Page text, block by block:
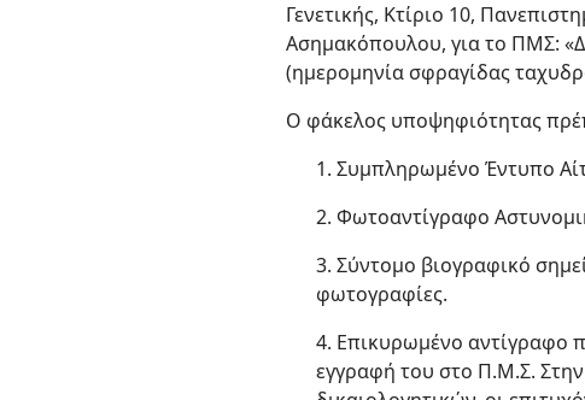
Γενετικής, Κτίριο 10,
Ασημακόπουλου, για το ΠΜΣ:
(ημερομηνία σφραγίδας
Ο φάκελος υποψηφιότητας
1. Συμπληρωμένο Έντυπο
2. Φωτοαντίγραφο
3. Σύντομο βιογραφικό
φωτογραφίες.
4. Επικυρωμένο αντίγραφο
εγγραφή του στο Π.Μ.Σ.